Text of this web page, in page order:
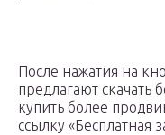
После нажатия на
предлагают
купить более
ссылку «Бесплатная